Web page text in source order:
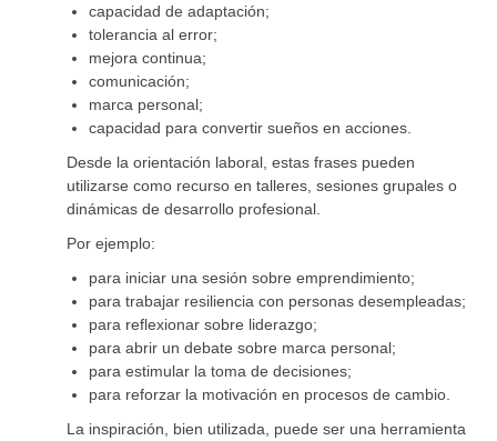
capacidad de adaptación;
tolerancia al error;
mejora continua;
comunicación;
marca personal;
capacidad para convertir sueños en acciones.
Desde la orientación laboral, estas frases pueden
utilizarse como recurso en talleres, sesiones grupales o
dinámicas de desarrollo profesional.
Por ejemplo:
para iniciar una sesión sobre emprendimiento;
para trabajar resiliencia con personas desempleadas;
para reflexionar sobre liderazgo;
para abrir un debate sobre marca personal;
para estimular la toma de decisiones;
para reforzar la motivación en procesos de cambio.
La inspiración, bien utilizada, puede ser una herramienta